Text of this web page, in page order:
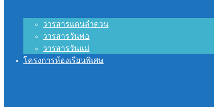
วารสารแดนลำดวน
วารสารวันพ่อ
วารสารวันแม่
โครงการห้องเรียนพิเศษ